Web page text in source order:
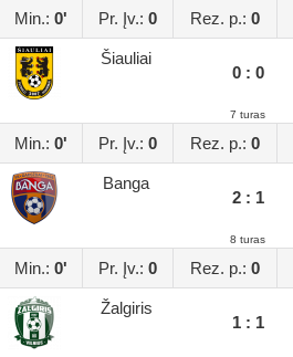
Min.: 0' Pr. Įv.: 0 Rez. p.: 0
Šiauliai
0 : 0
7 turas
Min.: 0' Pr. Įv.: 0 Rez. p.: 0
Banga
2 : 1
8 turas
Min.: 0' Pr. Įv.: 0 Rez. p.: 0
Žalgiris
1 : 1